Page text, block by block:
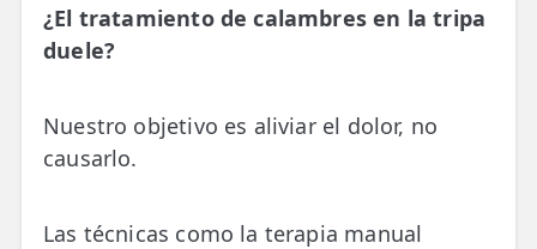
¿El tratamiento de calambres en la tripa
duele?
Nuestro objetivo es aliviar el dolor, no
causarlo.
Las técnicas como la terapia manual